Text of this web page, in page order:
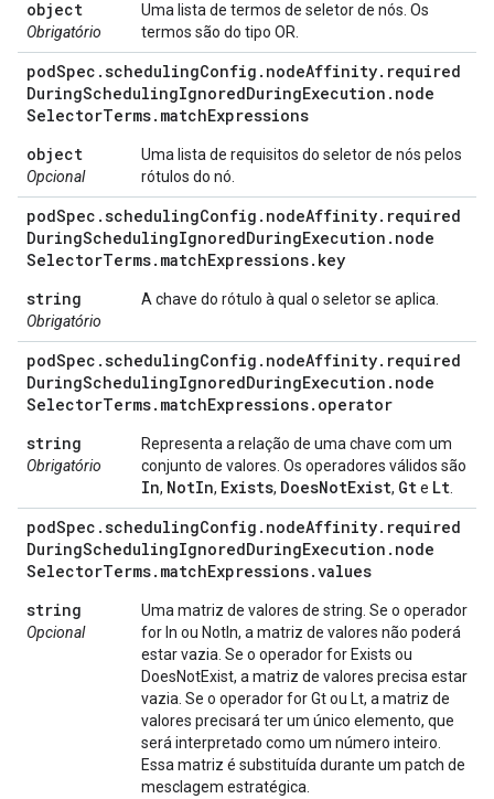
object
Obrigatório
Uma lista de termos de seletor de nós. Os
termos são do tipo OR.
podSpec .schedulingConfig . nodeAffinity. required
DuringSchedulingIgnoredDuringExecution . node
SelectorTerms. matchExpressions
object
Opcional
Uma lista de requisitos do seletor de nós pelos
rótulos do nó.
podSpec .schedulingConfig . nodeAffinity. required
DuringSchedulingIgnoredDuringExecution . node
SelectorTerms. matchExpressions. key
string
Obrigatório
A chave do rótulo à qual o seletor se aplica.
podSpec .schedulingConfig . nodeAffinity. required
DuringSchedulingIgnoredDuringExecution . node
SelectorTerms. matchExpressions. operator
string
Obrigatório
Representa a relação de uma chave com um
conjunto de valores. Os operadores válidos são
In, NotIn, Exists, DoesNotExist, Gte Lt
podSpec .schedulingConfig . nodeAffinity. required
DuringSchedulingIgnoredDuringExecution . node
SelectorTerms. matchExpressions.values
string
Opcional
Uma matriz de valores de string. Se o operador
for In ou NotIn, a matriz de valores não poderá
estar vazia. Se o operador for Exists ou
DoesNotExist, a matriz de valores precisa estar
vazia. Se o operador for Gt ou Lt, a matriz de
valores precisará ter um único elemento, que
será interpretado como um número inteiro.
Essa matriz é substituída durante um patch de
mesclagem estratégica.